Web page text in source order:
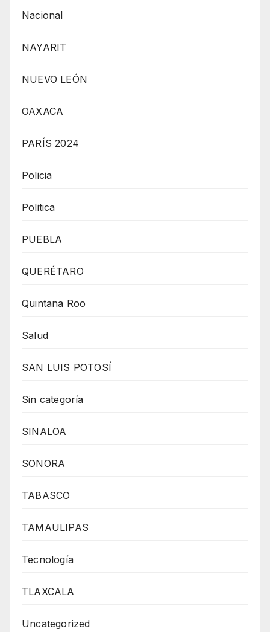
Nacional
NAYARIT
NUEVO LEÓN
OAXACA
PARÍS 2024
Policia
Politica
PUEBLA
QUERÉTARO
Quintana Roo
Salud
SAN LUIS POTOSÍ
Sin categoría
SINALOA
SONORA
TABASCO
TAMAULIPAS
Tecnología
TLAXCALA
Uncategorized